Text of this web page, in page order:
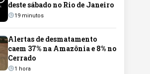
deste sábado no Rio de Janeiro
19 minutos
Alertas de desmatamento
caem 37% na Amazônia e 8% no
Cerrado
1 hora